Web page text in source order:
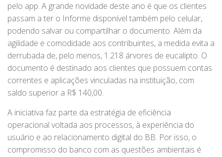
pelo app. A grande novidade deste ano é que os clientes
passam a ter o Informe disponível também pelo celular,
podendo salvar ou compartilhar o documento. Além da
agilidade e comodidade aos contribuintes, a medida evita a
derrubada de, pelo menos, 1.218 árvores de eucalipto. O
documento é destinado aos clientes que possuem contas
correntes e aplicações vinculadas na instituição, com
saldo superior a R$ 140,00.
A iniciativa faz parte da estratégia de eficiência
operacional voltada aos processos, à experiência do
usuário e ao relacionamento digital do BB. Por isso, o
compromisso do banco com as questões ambientais é